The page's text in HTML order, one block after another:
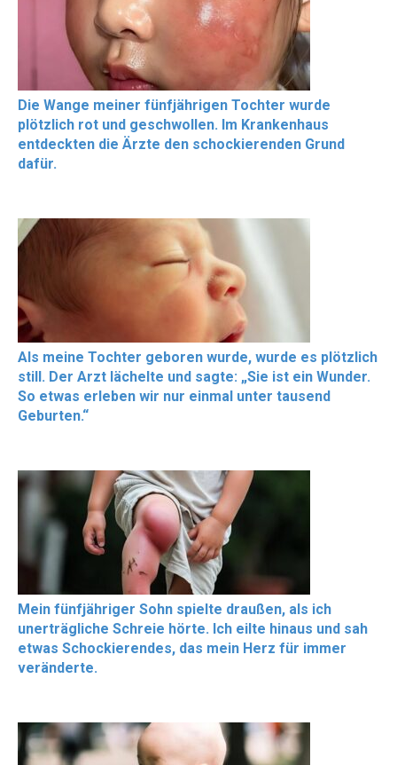
Die Wange meiner fünfjährigen Tochter wurde
plötzlich rot und geschwollen. Im Krankenhaus
entdeckten die Ärzte den schockierenden Grund
dafür.
Als meine Tochter geboren wurde, wurde es plötzlich
still. Der Arzt lächelte und sagte: „Sie ist ein Wunder.
So etwas erleben wir nur einmal unter tausend
Geburten.“
Mein fünfjähriger Sohn spielte draußen, als ich
unerträgliche Schreie hörte. Ich eilte hinaus und sah
etwas Schockierendes, das mein Herz für immer
veränderte.